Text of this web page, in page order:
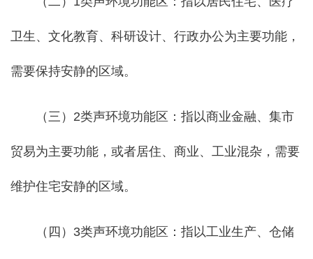
卫生、文化教育、科研设计、行政办公为主要功能，
需要保持安静的区域。
（三）2类声环境功能区：指以商业金融、集市
贸易为主要功能，或者居住、商业、工业混杂，需要
维护住宅安静的区域。
（四）3类声环境功能区：指以工业生产、仓储